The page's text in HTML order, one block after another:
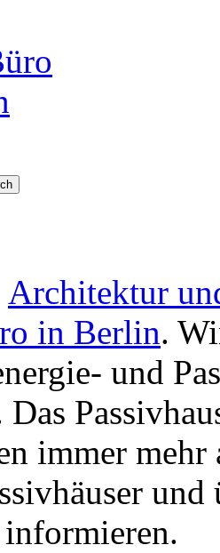
Architektur
in Berlin.
und
immer
und